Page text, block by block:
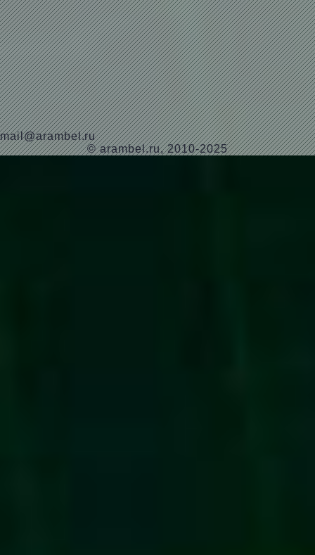
mail@arambel.ru
© arambel.ru, 2010-2025